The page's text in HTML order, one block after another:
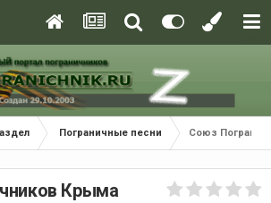
Пограничные песни Союз
Крыма